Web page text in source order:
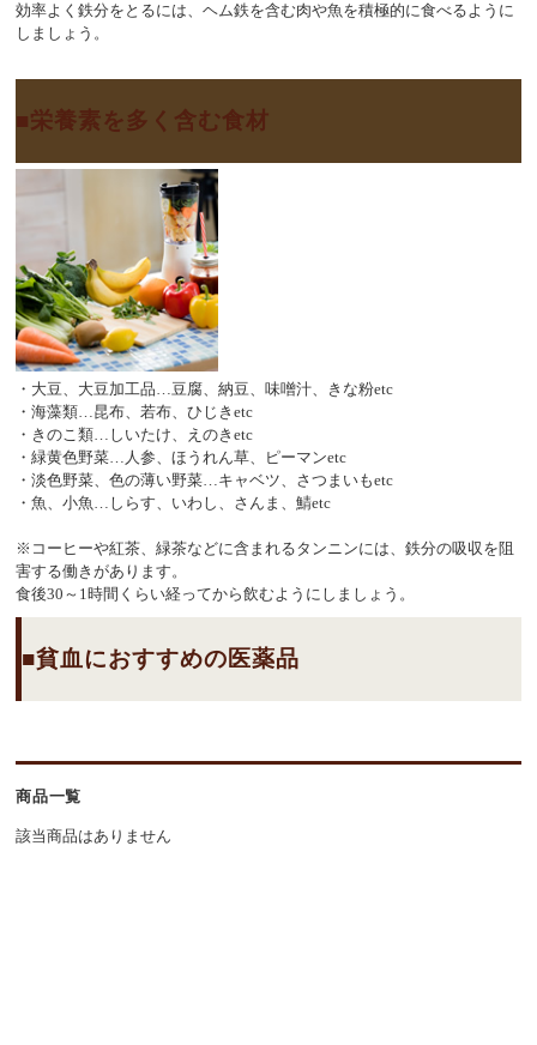
効率よく鉄分をとるには、ヘム鉄を含む肉や魚を積極的に食べるように
しましょう。
栄養素を多く含む食材
・大豆、大豆加工品…豆腐、納豆、味噌汁、きな粉etc
・海藻類…昆布、若布、ひじきetc
・きのこ類…しいたけ、えのきetc
・緑黄色野菜…人参、ほうれん草、ピーマンetc
・淡色野菜、色の薄い野菜…キャベツ、さつまいもetc
・魚、小魚…しらす、いわし、さんま、鯖etc
※コーヒーや紅茶、緑茶などに含まれるタンニンには、鉄分の吸収を阻
害する働きがあります。
食後30～1時間くらい経ってから飲むようにしましょう。
貧血におすすめの医薬品
商品一覧
該当商品はありません